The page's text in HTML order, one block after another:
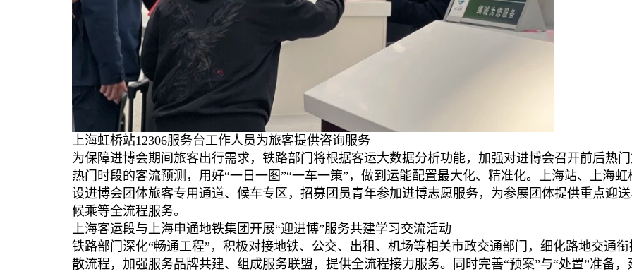
上海虹桥站12306服务台工作人员为旅客提供咨询服务
为保障进博会期间旅客出行需求，铁路部门将根据客运大数据分析功能，加强对进博会召开前后热
热门时段的客流预测，用好“一日一图”“一车一策”，做到运能配置最大化、精准化。上海站、上海虹
设进博会团体旅客专用通道、候车专区，招募团员青年参加进博志愿服务，为参展团体提供重点迎
候乘等全流程服务。
上海客运段与上海申通地铁集团开展“迎进博”服务共建学习交流活动
铁路部门深化“畅通工程”，积极对接地铁、公交、出租、机场等相关市政交通部门，细化路地交通
散流程，加强服务品牌共建、组成服务联盟，提供全流程接力服务。同时完善“预案”与“处置”准备，